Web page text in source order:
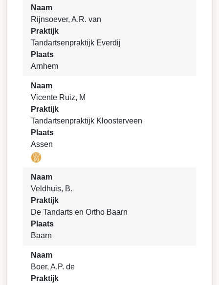
Naam
Rijnsoever, A.R. van
Praktijk
Tandartsenpraktijk Everdij
Plaats
Arnhem
Naam
Vicente Ruiz, M
Praktijk
Tandartsenpraktijk Kloosterveen
Plaats
Assen
Naam
Veldhuis, B.
Praktijk
De Tandarts en Ortho Baarn
Plaats
Baarn
Naam
Boer, A.P. de
Praktijk